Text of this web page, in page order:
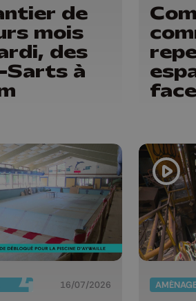
de
mois
des
Sarts à
16/07/2026